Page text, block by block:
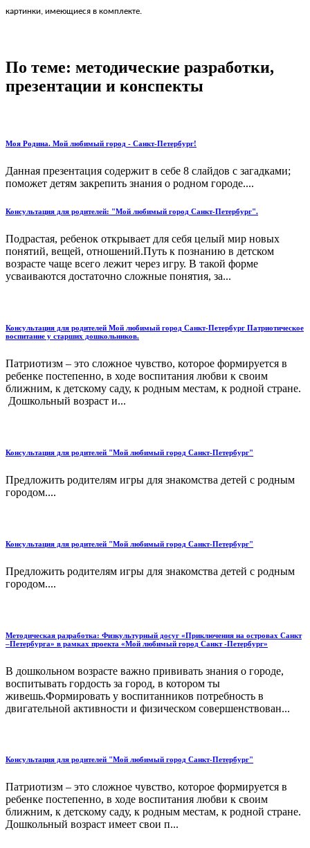
картинки, имеющиеся в комплекте.
По теме: методические разработки,
презентации и конспекты
Моя Родина. Мой любимый город - Санкт-Петербург!
Данная презентация содержит в себе 8 слайдов с загадками;
поможет детям закрепить знания о родном городе....
Консультация для родителей: "Мой любимый город Санкт-Петербург".
Подрастая, ребенок открывает для себя целый мир новых
понятий, вещей, отношений.Путь к познанию в детском
возрасте чаще всего лежит через игру. В такой форме
усваиваются достаточно сложные понятия, за...
Консультация для родителей Мой любимый город Санкт-Петербург Патриотическое
воспитание у старших дошкольников.
Патриотизм – это сложное чувство, которое формируется в
ребенке постепенно, в ходе воспитания любви к своим
ближним, к детскому саду, к родным местам, к родной стране.
Дошкольный возраст и...
Консультация для родителей "Мой любимый город Санкт-Петербург"
Предложить родителям игры для знакомства детей с родным
городом....
Консультация для родителей "Мой любимый город Санкт-Петербург"
Предложить родителям игры для знакомства детей с родным
городом....
Методическая разработка: Физкультурный досуг «Приключения на островах Санкт
–Петербурга» в рамках проекта «Мой любимый город Санкт -Петербург»
В дошкольном возрасте важно прививать знания о городе,
воспитывать гордость за город, в котором ты
живешь.Формировать у воспитанников потребность в
двигательной активности и физическом совершенствован...
Консультация для родителей "Мой любимый город Санкт-Петербург"
Патриотизм – это сложное чувство, которое формируется в
ребенке постепенно, в ходе воспитания любви к своим
ближним, к детскому саду, к родным местам, к родной стране.
Дошкольный возраст имеет свои п...